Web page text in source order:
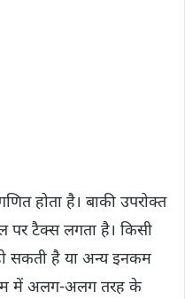
होता है। बाकी उपरोक्त
पर टैक्स लगता है। किसी
सकती है या अन्य इनकम
में अलग-अलग तरह के